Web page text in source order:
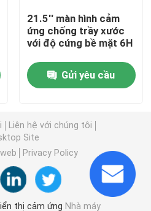
công nghiệp
điện dung
chống nước
cảm ứng
21.5'' màn hình cảm
ứng chống trầy xước
với độ cứng bề mặt 6H
Gửi yêu cầu
Liên hệ với chúng tôi
Site
Privacy Policy
thị cảm ứng Nhà máy